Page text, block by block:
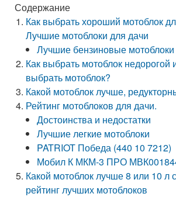
Содержание
Как выбрать хороший мотоблок
Лучшие мотоблоки для дачи
Лучшие бензиновые мотоблоки
Как выбрать мотоблок
выбрать мотоблок?
Какой мотоблок лучше,
Рейтинг мотоблоков для дачи.
Достоинства и недостатки
Лучшие легкие мотоблоки
PATRIOT Победа (440 10 7212)
Мобил К МКМ-3 ПРО
Какой мотоблок лучше 8 или 10 л
рейтинг лучших мотоблоков